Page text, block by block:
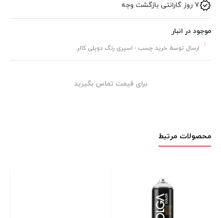
7 روز گارانتی بازگشت وجه
موجود در انبار
ارسال توسط خرید چسب - اسپری رنگ دوپلی کالر.
برای قیمت تماس بگیرید
محصولات مرتبط